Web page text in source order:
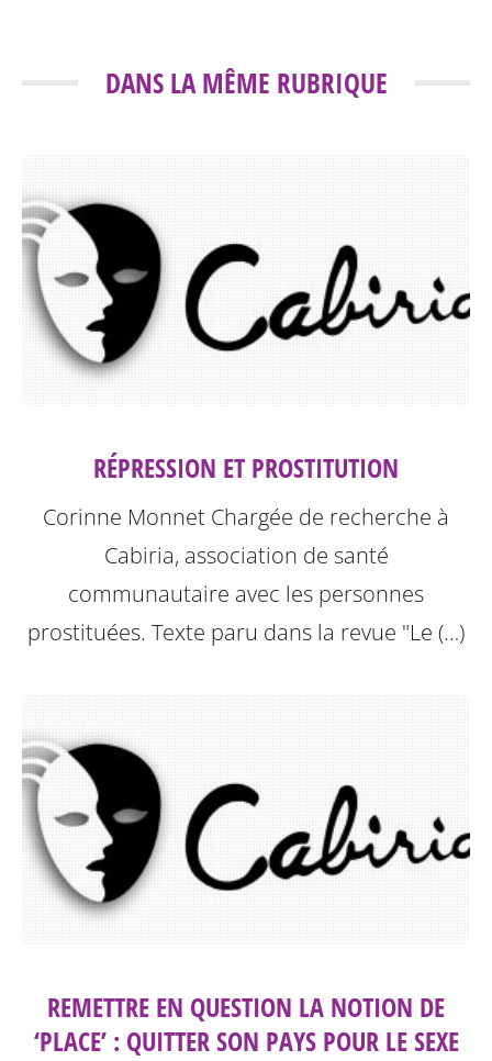
DANS LA MÊME RUBRIQUE
RÉPRESSION ET PROSTITUTION
Corinne Monnet Chargée de recherche à
Cabiria, association de santé
communautaire avec les personnes
prostituées. Texte paru dans la revue "Le (…)
REMETTRE EN QUESTION LA NOTION DE
‘PLACE’ : QUITTER SON PAYS POUR LE SEXE